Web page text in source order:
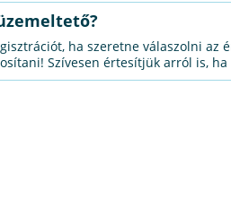
ha szeretne válaszolni az
Szívesen értesítjük arról is,